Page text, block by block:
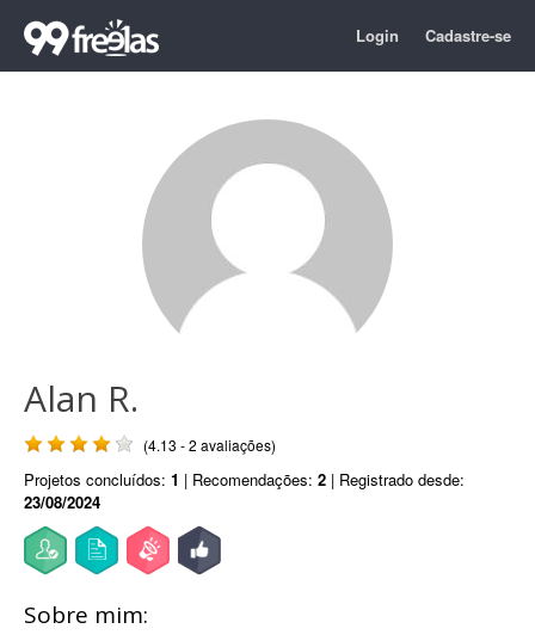
Login Cadastre-se
Alan R.
(4.13 - 2 avaliações)
Projetos concluídos: 1 | Recomendações: 2 | Registrado desde:
23/08/2024
Sobre mim: